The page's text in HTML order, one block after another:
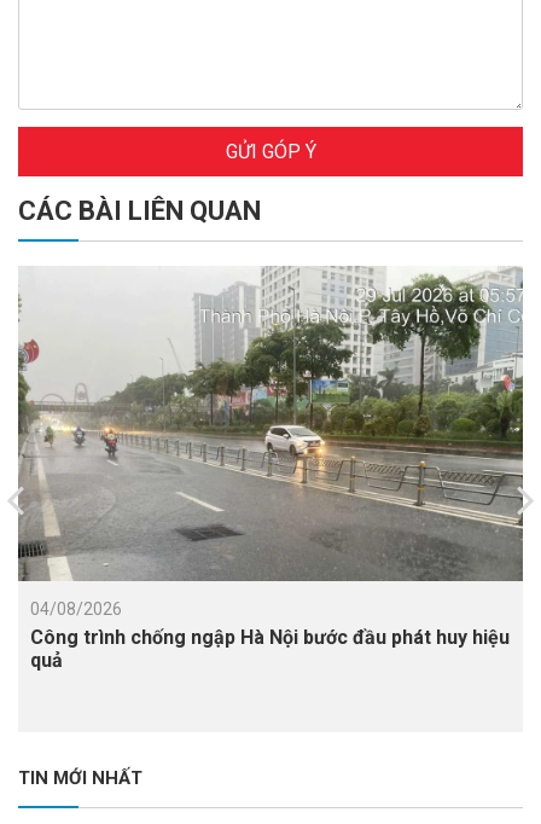
GỬI GÓP Ý
CÁC BÀI LIÊN QUAN
04/08/2026
Công trình chống ngập Hà Nội bước đầu phát huy hiệu
quả
TIN MỚI NHẤT